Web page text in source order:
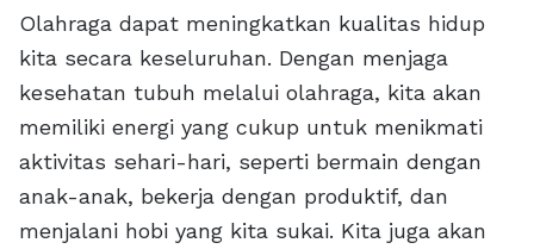
Olahraga dapat meningkatkan kualitas hidup
kita secara keseluruhan. Dengan menjaga
kesehatan tubuh melalui olahraga, kita akan
memiliki energi yang cukup untuk menikmati
aktivitas sehari-hari, seperti bermain dengan
anak-anak, bekerja dengan produktif, dan
menjalani hobi yang kita sukai. Kita juga akan